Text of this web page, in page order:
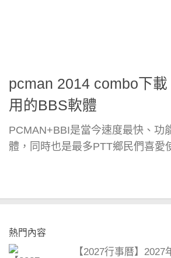
pcman 2014 combo下載
用的BBS軟體
PCMAN+BBI是當今速度最快、功
體，同時也是最多PTT鄉民們喜愛
熱門內容
【2027行事曆】